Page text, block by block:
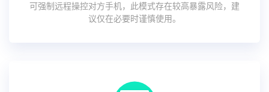
可强制远程操控对方手机，此模式存在较高暴露风险，建
议仅在必要时谨慎使用。